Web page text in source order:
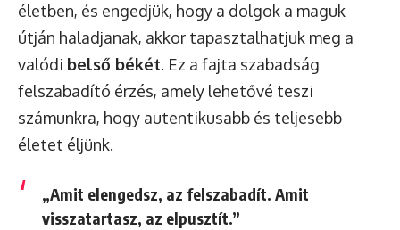
életben, és engedjük, hogy a dolgok a maguk
útján haladjanak, akkor tapasztalhatjuk meg a
valódi belső békét. Ez a fajta szabadság
felszabadító érzés, amely lehetővé teszi
számunkra, hogy autentikusabb és teljesebb
életet éljünk.
„Amit elengedsz, az felszabadít. Amit
visszatartasz, az elpusztít.”